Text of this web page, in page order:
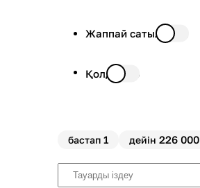
Жаппай сатылымда
Қолда бар
бастап 1 дейін 226 000